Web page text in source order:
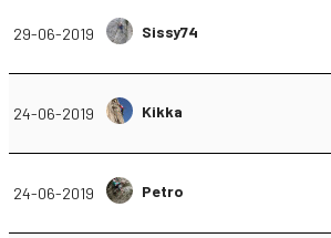
29-06-2019 Sissy74
24-06-2019 Kikka
24-06-2019 Petro